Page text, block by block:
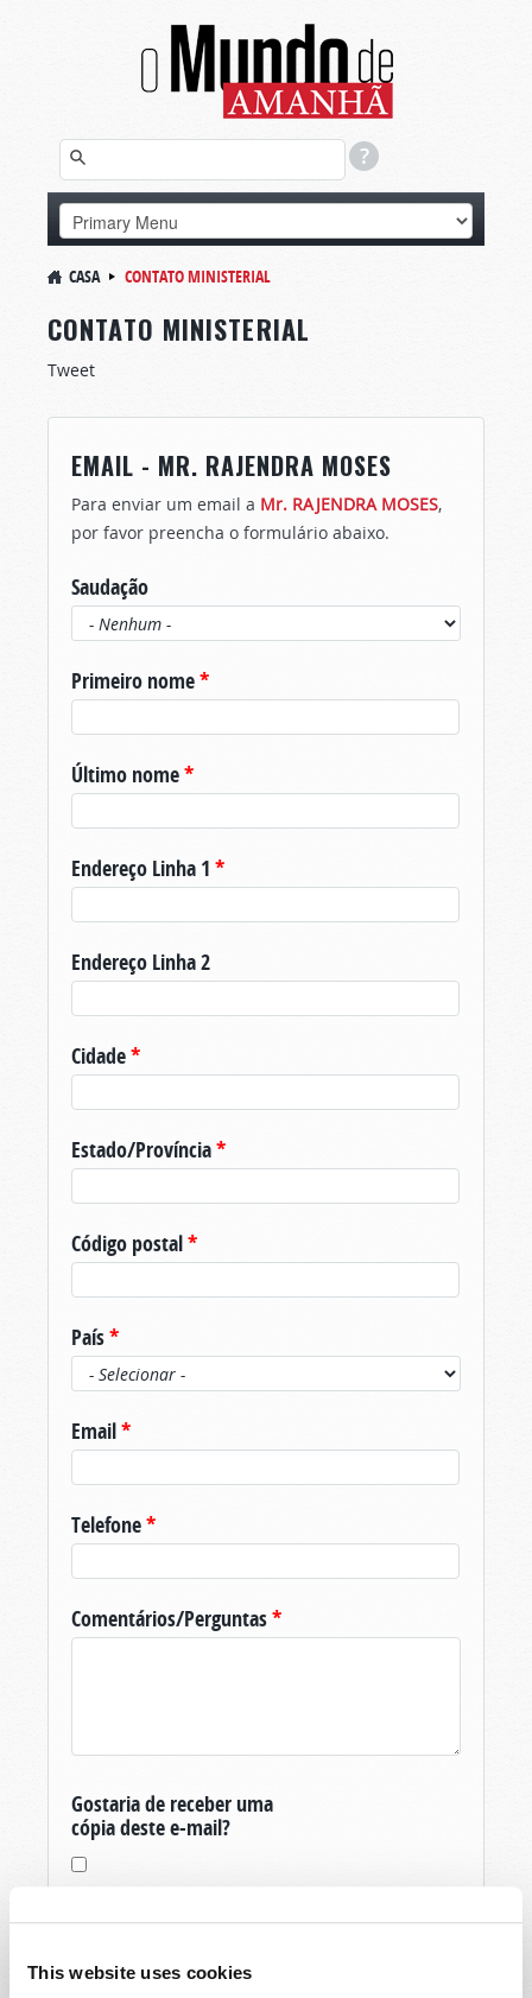
This website uses cookies
CASA CONTATO MINISTERIAL
CONTATO MINISTERIAL
Tweet
EMAIL - MR. RAJENDRA MOSES
Para enviar um email a Mr. RAJENDRA MOSES,
por favor preencha o formulário abaixo.
Saudação
Primeiro nome*
Último nome*
Endereço Linha 1 *
Endereço Linha 2
Cidade*
Estado/Província*
Código postal*
País*
Email*
Telefone*
Comentários/Perguntas*
Gostaria de receber uma
cópia deste e-mail?